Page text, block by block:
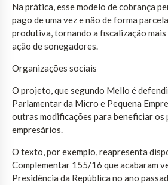
Na prática, esse modelo de cobrança
pago de uma vez e não de forma
produtiva, tornando a fiscalização
ação de sonegadores.
Organizações sociais
O projeto, que segundo Mello é
Parlamentar da Micro e Pequena
outras modificações para beneficiar os
empresários.
O texto, por exemplo, reapresenta
Complementar 155/16 que acabaram
Presidência da República no ano